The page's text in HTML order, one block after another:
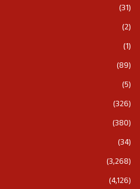
(31)
(2)
(1)
(89)
(5)
(326)
(380)
(34)
(3,268)
(4,126)